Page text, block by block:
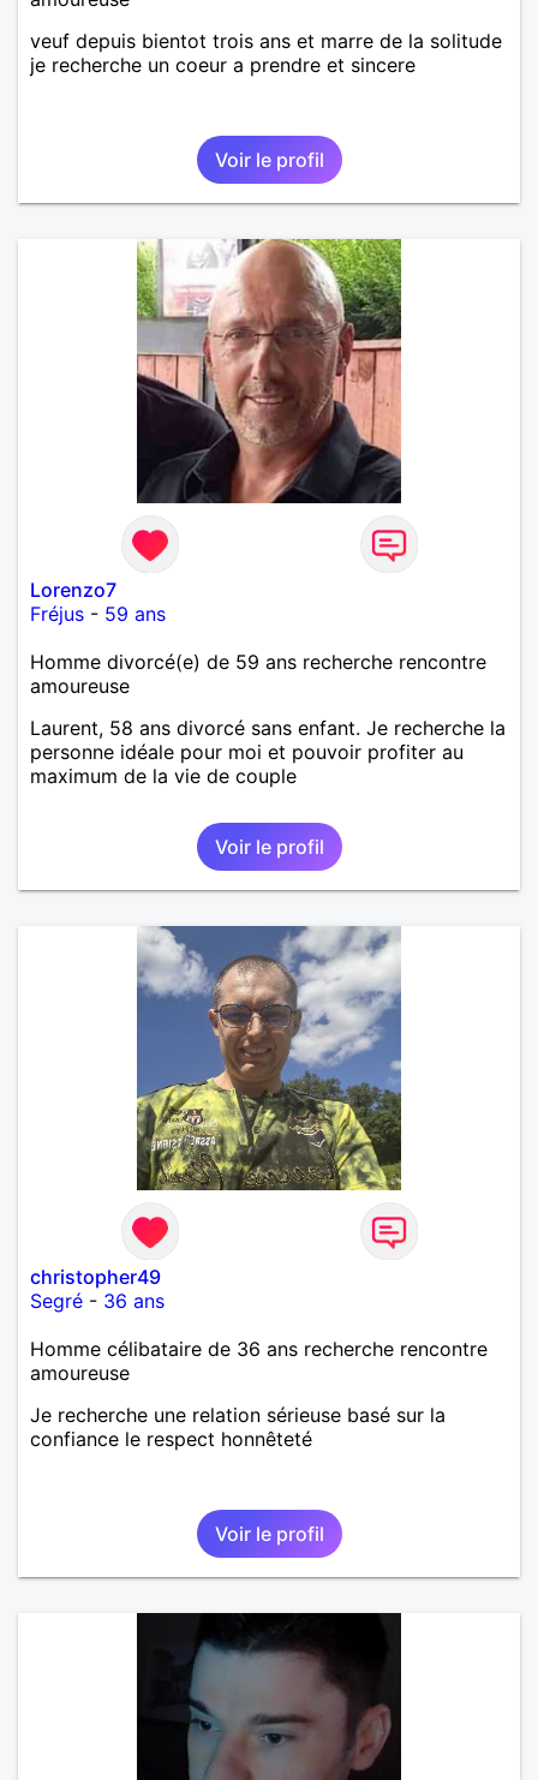
veuf depuis bientot trois ans et marre de la solitude
je recherche un coeur a prendre et sincere
Voir le profil
Lorenzo7
Fréjus - 59 ans
Homme divorcé(e) de 59 ans recherche rencontre
amoureuse
Laurent, 58 ans divorcé sans enfant. Je recherche la
personne idéale pour moi et pouvoir profiter au
maximum de la vie de couple
Voir le profil
christopher49
Segré - 36 ans
Homme célibataire de 36 ans recherche rencontre
amoureuse
Je recherche une relation sérieuse basé sur la
confiance le respect honnêteté
Voir le profil